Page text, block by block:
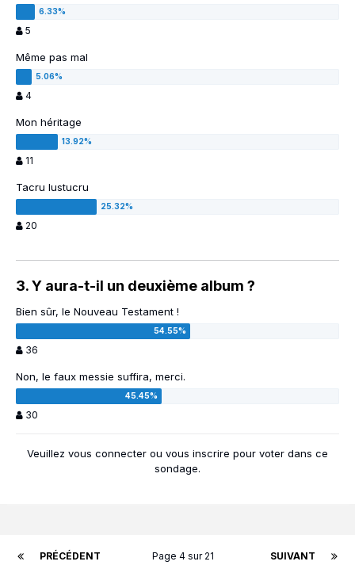
5
Même pas mal
4
Mon héritage
11
Tacru lustucru
20
3. Y aura-t-il un deuxième album ?
Bien sûr, le Nouveau Testament !
36
Non, le faux messie suffira, merci.
30
Veuillez vous connecter ou vous inscrire pour voter dans ce
sondage.
PRÉCÉDENT SUIVANT
Page 4 sur 21